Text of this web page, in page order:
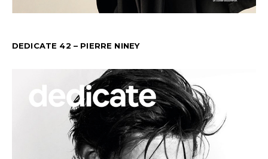
DEDICATE 42 – PIERRE NINEY